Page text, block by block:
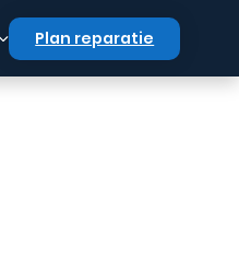
Plan reparatie